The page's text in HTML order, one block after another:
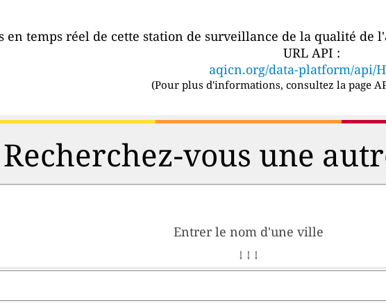
en temps réel de cette station de surveillance de la qualité de
URL API :
aqicn.org/data-platform/api/
(Pour plus d'informations, consultez la page
Recherchez-vous une
Entrer le nom d'une ville
↓ ↓ ↓